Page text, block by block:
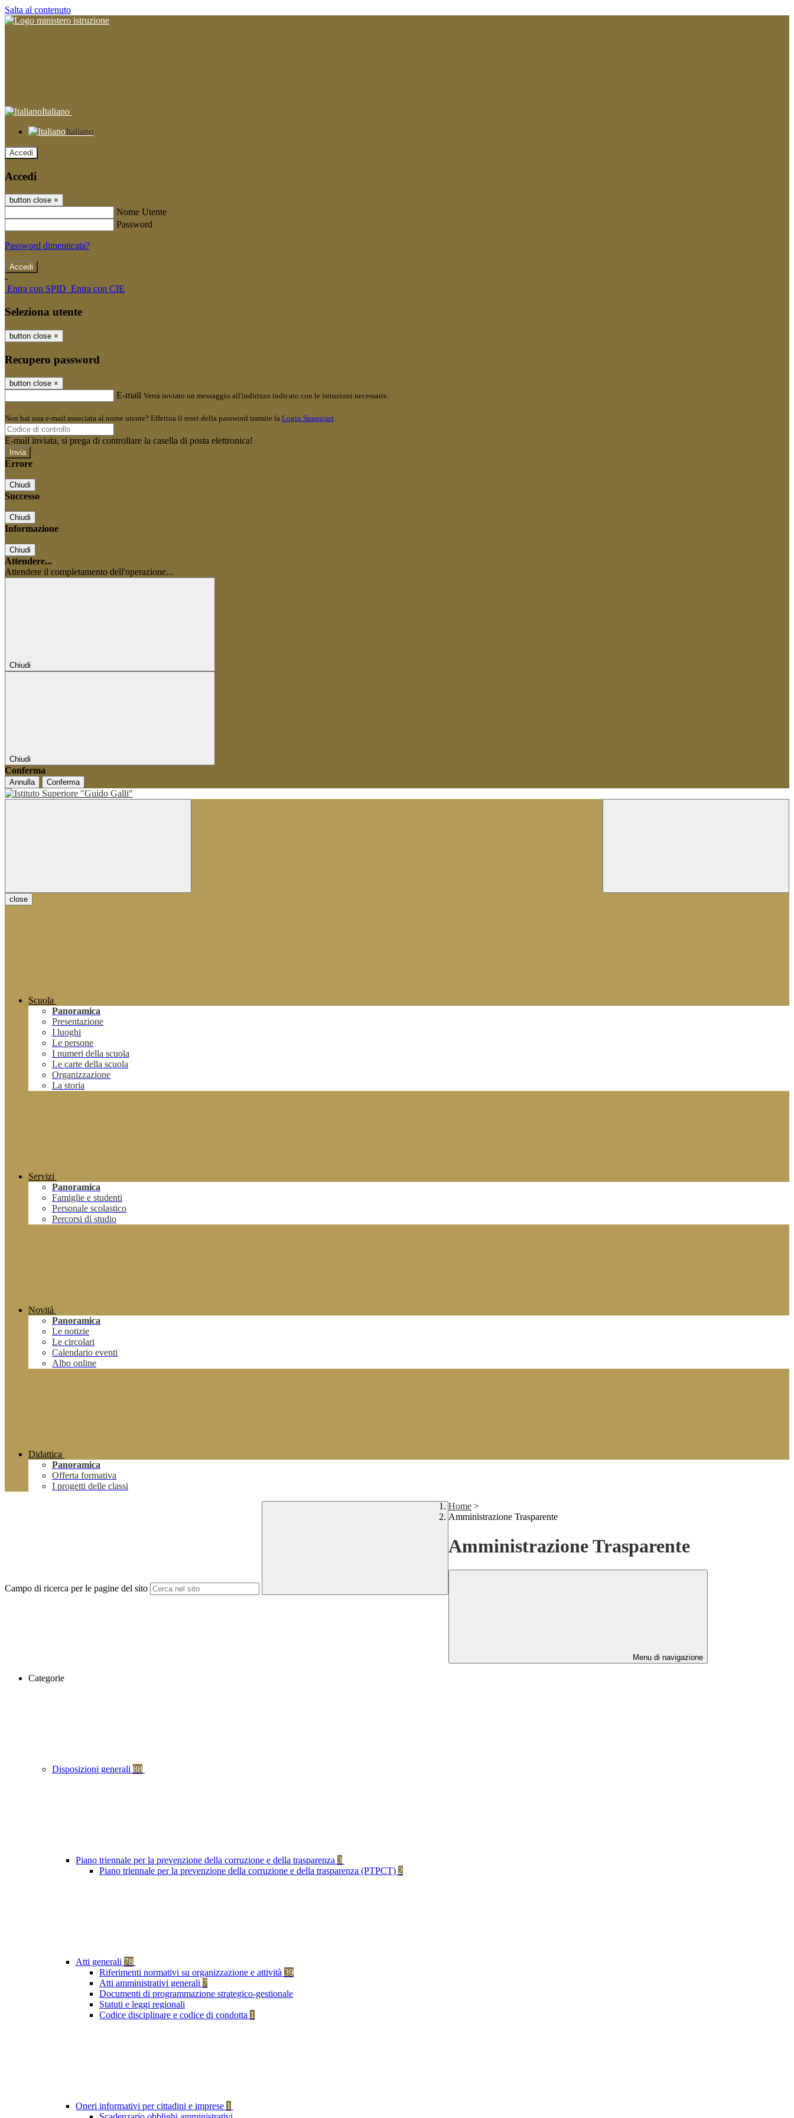
Salta al contenuto
Italiano
Italiano
Accedi
Accedi
button close ×
Nome Utente
Password
Password dimenticata?
-
Entra con SPID Entra con CIE
Seleziona utente
button close ×
Recupero password
button close ×
E-mail Verrà inviato un messaggio all'indirizzo indicato con le istruzioni necessarie.
Non hai una e-mail associata al nome utente? Effettua il reset della password tramite la Login Spaggiari
E-mail inviata, si prega di controllare la casella di posta elettronica!
Errore
Chiudi
Successo
Chiudi
Informazione
Chiudi
Attendere...
Attendere il completamento dell'operazione...
Chiudi
Chiudi
Conferma
Annulla Conferma
close
Scuola
Panoramica
Presentazione
I luoghi
Le persone
I numeri della scuola
Le carte della scuola
Organizzazione
La storia
Servizi
Panoramica
Famiglie e studenti
Personale scolastico
Percorsi di studio
Novità
Panoramica
Le notizie
Le circolari
Calendario eventi
Albo online
Didattica
Panoramica
Offerta formativa
I progetti delle classi
Campo di ricerca per le pagine del sito
Home >
Amministrazione Trasparente
Amministrazione Trasparente
Menu di navigazione
Categorie
Disposizioni generali 88
Piano triennale per la prevenzione della corruzione e della trasparenza 3
Piano triennale per la prevenzione della corruzione e della trasparenza (PTPCT) 2
Atti generali 78
Riferimenti normativi su organizzazione e attività 39
Atti amministrativi generali 7
Documenti di programmazione strategico-gestionale
Statuti e leggi regionali
Codice disciplinare e codice di condotta 1
Oneri informativi per cittadini e imprese 1